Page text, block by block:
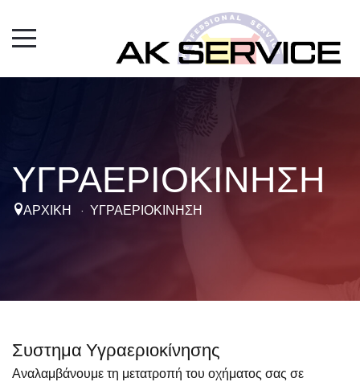
ΥΓΡΑΕΡΙΟΚΙΝΗΣΗ
ΑΡΧΙΚΉ · ΥΓΡΑΕΡΙΟΚΙΝΗΣΗ
Συστημα Υγραεριοκίνησης
Αναλαμβάνουμε τη μετατροπή του οχήματος σας σε